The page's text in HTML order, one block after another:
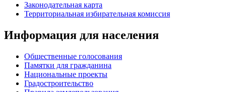
Законодательная карта
Территориальная избирательная комиссия
Информация для населения
Общественные голосования
Памятки для гражданина
Национальные проекты
Градостроительство